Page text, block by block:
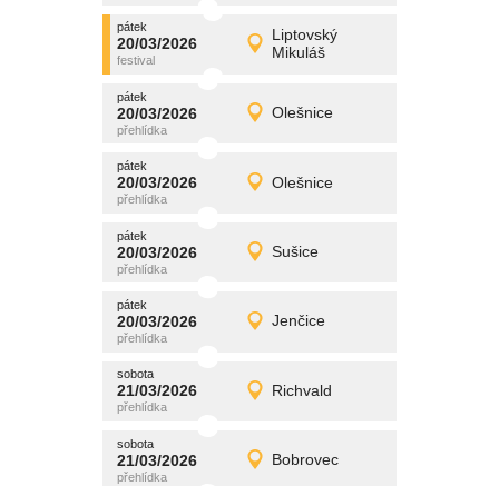
pátek
20/03/2026
Liptovský
Mikuláš
pátek
20/03/2026 Detail
promítání
pátek
20/03/2026 Olešnice
pátek
20/03/2026 Detail
promítání
pátek
20/03/2026 Olešnice
pátek
20/03/2026 Detail
promítání
pátek
20/03/2026 Sušice
pátek
20/03/2026 Detail
promítání
pátek
20/03/2026 Jenčice
pátek
20/03/2026 Detail
promítání
sobota
21/03/2026 Richvald
sobota
21/03/2026 Detail
promítání
sobota
21/03/2026 Bobrovec
sobota
21/03/2026 Detail
promítání